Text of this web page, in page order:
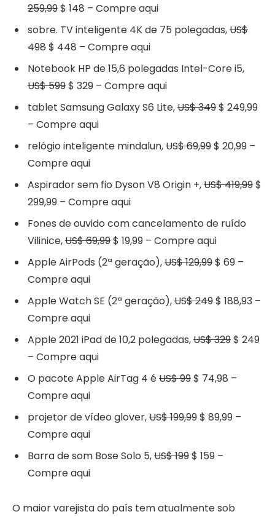
259,99$ 148 – Compre aqui
sobre. TV inteligente 4K de 75 polegadas,US$
498$ 448 – Compre aqui
Notebook HP de 15,6 polegadas Intel-Core i5,
US$ 599$ 329 – Compre aqui
tablet Samsung Galaxy S6 Lite,US$ 349$ 249,99
– Compre aqui
relógio inteligente mindalun,US$ 69,99$ 20,99 –
Compre aqui
Aspirador sem fio Dyson V8 Origin +,US$ 419,99$
299,99 – Compre aqui
Fones de ouvido com cancelamento de ruído
Vilinice,US$ 69,99$ 19,99 – Compre aqui
Apple AirPods (2ª geração),US$ 129,99$ 69 –
Compre aqui
Apple Watch SE (2ª geração),US$ 249$ 188,93 –
Compre aqui
Apple 2021 iPad de 10,2 polegadas,US$ 329$ 249
– Compre aqui
O pacote Apple AirTag 4 éUS$ 99$ 74,98 –
Compre aqui
projetor de vídeo glover,US$ 199,99$ 89,99 –
Compre aqui
Barra de som Bose Solo 5,US$ 199$ 159 –
Compre aqui
O maior varejista do país tem atualmente sob